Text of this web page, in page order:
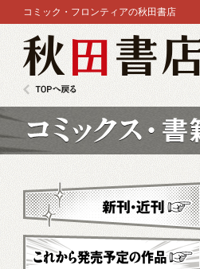
コミック・フロンティアの秋田書店
新刊・近刊